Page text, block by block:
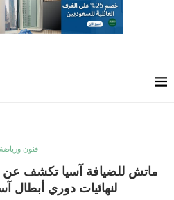
فنون ورياضة
ماتش للضيافة آسيا تكشف عن
لنهائيات دوري أبطال